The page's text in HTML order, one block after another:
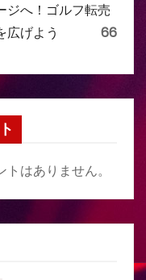
ジへ！ゴルフ転売
広げよう
66
はありません。